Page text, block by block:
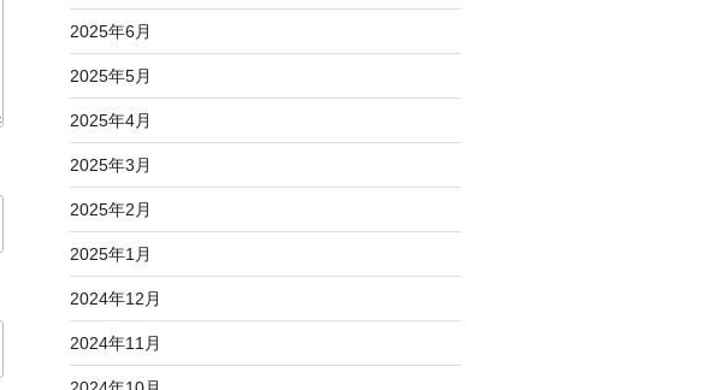
2025年6月
2025年5月
2025年4月
2025年3月
2025年2月
2025年1月
2024年12月
2024年11月